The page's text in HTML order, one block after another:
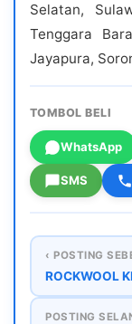
Selatan,
Tenggara
Jayapura,
TOMBOL BELI
WhatsApp
SMS
‹ POSTING
ROCKWOOL
POSTING